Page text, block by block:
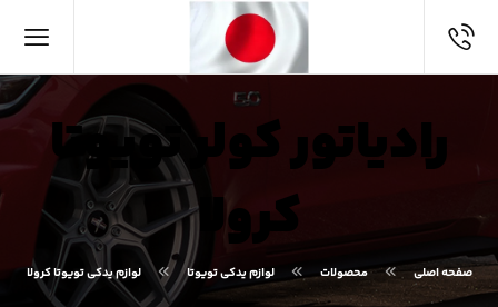
رادیاتور کولر تویوتا
کرولا
صفحه اصلی محصولات لوازم یدکی تویوتا لوازم یدکی تویوتا کرولا